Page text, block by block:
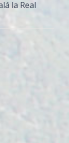
la Real